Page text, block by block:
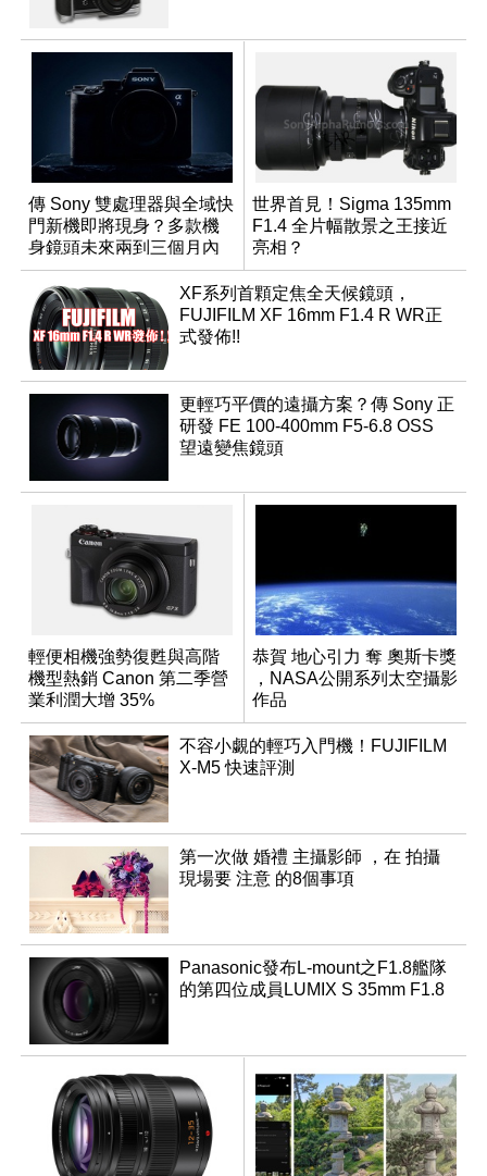
傳 Sony 雙處理器與全域快
門新機即將現身？多款機
身鏡頭未來兩到三個月內
有望登場
世界首見！Sigma 135mm
F1.4 全片幅散景之王接近
亮相？
XF系列首顆定焦全天候鏡頭，
FUJIFILM XF 16mm F1.4 R WR正
式發佈!!
更輕巧平價的遠攝方案？傳 Sony 正
研發 FE 100-400mm F5-6.8 OSS
望遠變焦鏡頭
輕便相機強勢復甦與高階
機型熱銷 Canon 第二季營
業利潤大增 35%
恭賀 地心引力 奪 奧斯卡獎
，NASA公開系列太空攝影
作品
不容小覷的輕巧入門機！FUJIFILM
X-M5 快速評測
第一次做 婚禮 主攝影師 ，在 拍攝
現場要 注意 的8個事項
Panasonic發布L-mount之F1.8艦隊
的第四位成員LUMIX S 35mm F1.8